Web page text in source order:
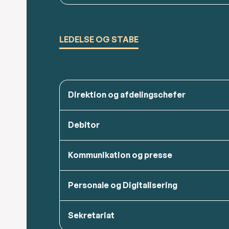
LEDELSE OG STABE
Direktion og afdelingschefer
Debitor
Kommunikation og presse
Personale og Digitalisering
Sekretariat